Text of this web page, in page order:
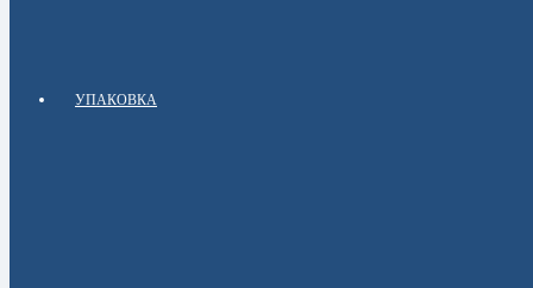
УПАКОВКА